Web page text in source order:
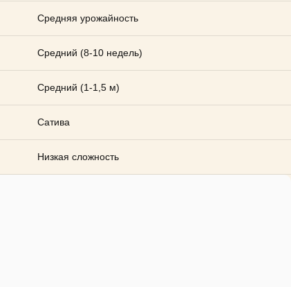
Средняя урожайность
Средний (8-10 недель)
Средний (1-1,5 м)
Сатива
Низкая сложность